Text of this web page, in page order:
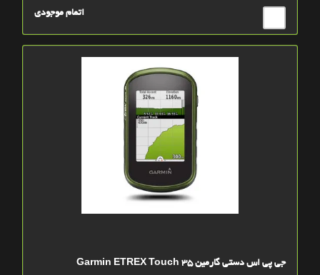
اتمام موجودی
جی پی اس دستی گارمین Garmin ETREX Touch 35